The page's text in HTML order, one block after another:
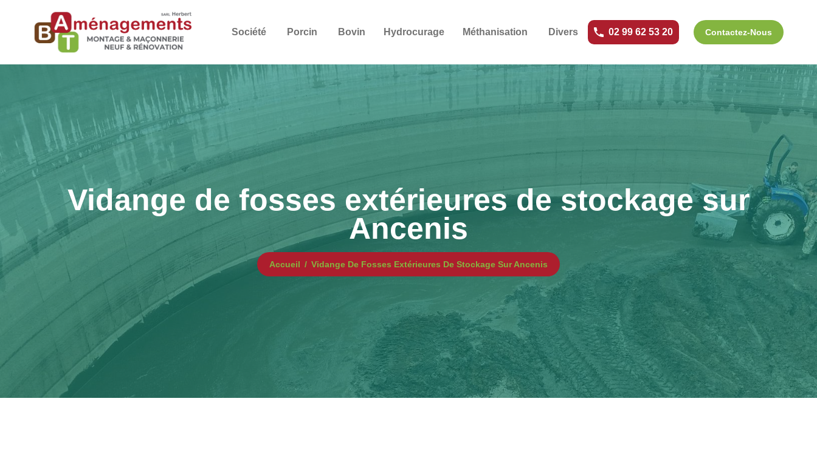
Société Porcin Bovin Hydrocurage Méthanisation Divers 02 99 62 53 20 Contactez-Nous
Vidange de fosses extérieures de stockage sur
Ancenis
Accueil Vidange De Fosses Extérieures De Stockage Sur Ancenis